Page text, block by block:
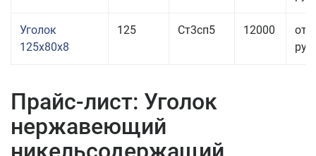
Уголок
125x80x8
125 Ст3сп5 12000
от
руб.
Прайс-лист: Уголок
нержавеющий